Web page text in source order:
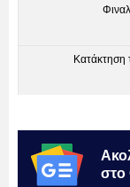
Κατάκτηση
στο